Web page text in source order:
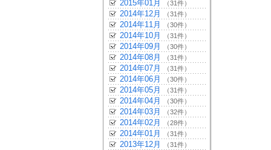
2015年01月 （31件）
2014年12月 （31件）
2014年11月 （30件）
2014年10月 （31件）
2014年09月 （30件）
2014年08月 （31件）
2014年07月 （31件）
2014年06月 （30件）
2014年05月 （31件）
2014年04月 （30件）
2014年03月 （32件）
2014年02月 （28件）
2014年01月 （31件）
2013年12月 （31件）